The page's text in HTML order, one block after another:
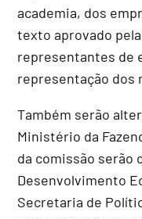
academia, dos
texto aprovado
representantes de
representação dos
Também serão
Ministério da
da comissão serão
Desenvolvimento
Secretaria de